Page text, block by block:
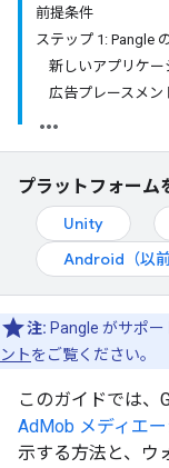
前提条件
ステップ 1: Pangle
新しいアプリケー
広告プレースメン
プラットフォーム
Unity
Android（以前
注: Pangle がサポー
ントをご覧ください。
このガイドでは、
AdMob メディエ
示する方法と、ウ